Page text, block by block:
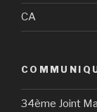
CA
34ème Joint